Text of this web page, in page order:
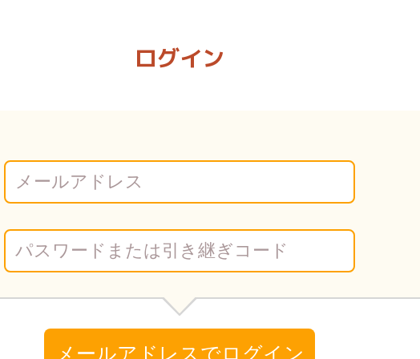
ログイン
メールアドレスでログイン